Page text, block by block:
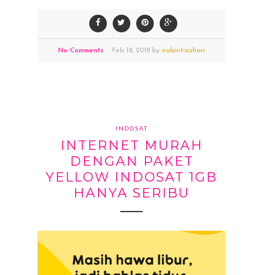
No Comments Feb 18, 2018 by irabintiazhari
INDOSAT
INTERNET MURAH
DENGAN PAKET
YELLOW INDOSAT 1GB
HANYA SERIBU